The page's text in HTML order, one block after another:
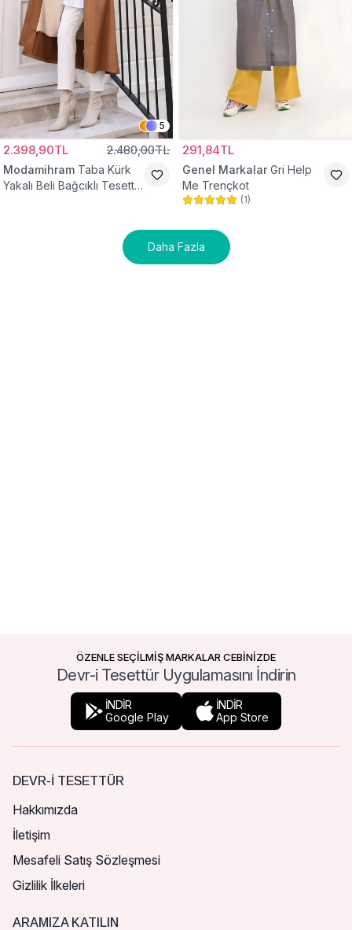
5
2.398,90TL 2.480,00TL
Modamihram Taba Kürk
Yakalı Beli Bağcıklı Tesettür
291,84TL
Genel Markalar Gri Help
Me Trençkot
(1)
Daha Fazla
ÖZENLE SEÇİLMİŞ MARKALAR CEBİNİZDE
Devr-i Tesettür Uygulamasını İndirin
İNDİR
Google Play
İNDİR
App Store
DEVR-I TESETTÜR
Hakkımızda
İletişim
Mesafeli Satış Sözleşmesi
Gizlilik İlkeleri
ARAMIZA KATILIN